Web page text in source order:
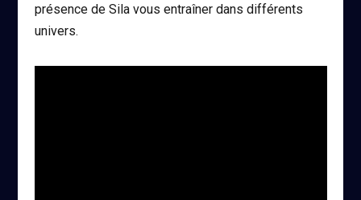
présence de Sila vous entraîner dans différents
univers.